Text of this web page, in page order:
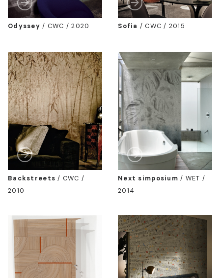
Odyssey / CWC / 2020 Sofia /CWC / 2015
Backstreets / CWC /
2010
Next simposium / WET /
2014